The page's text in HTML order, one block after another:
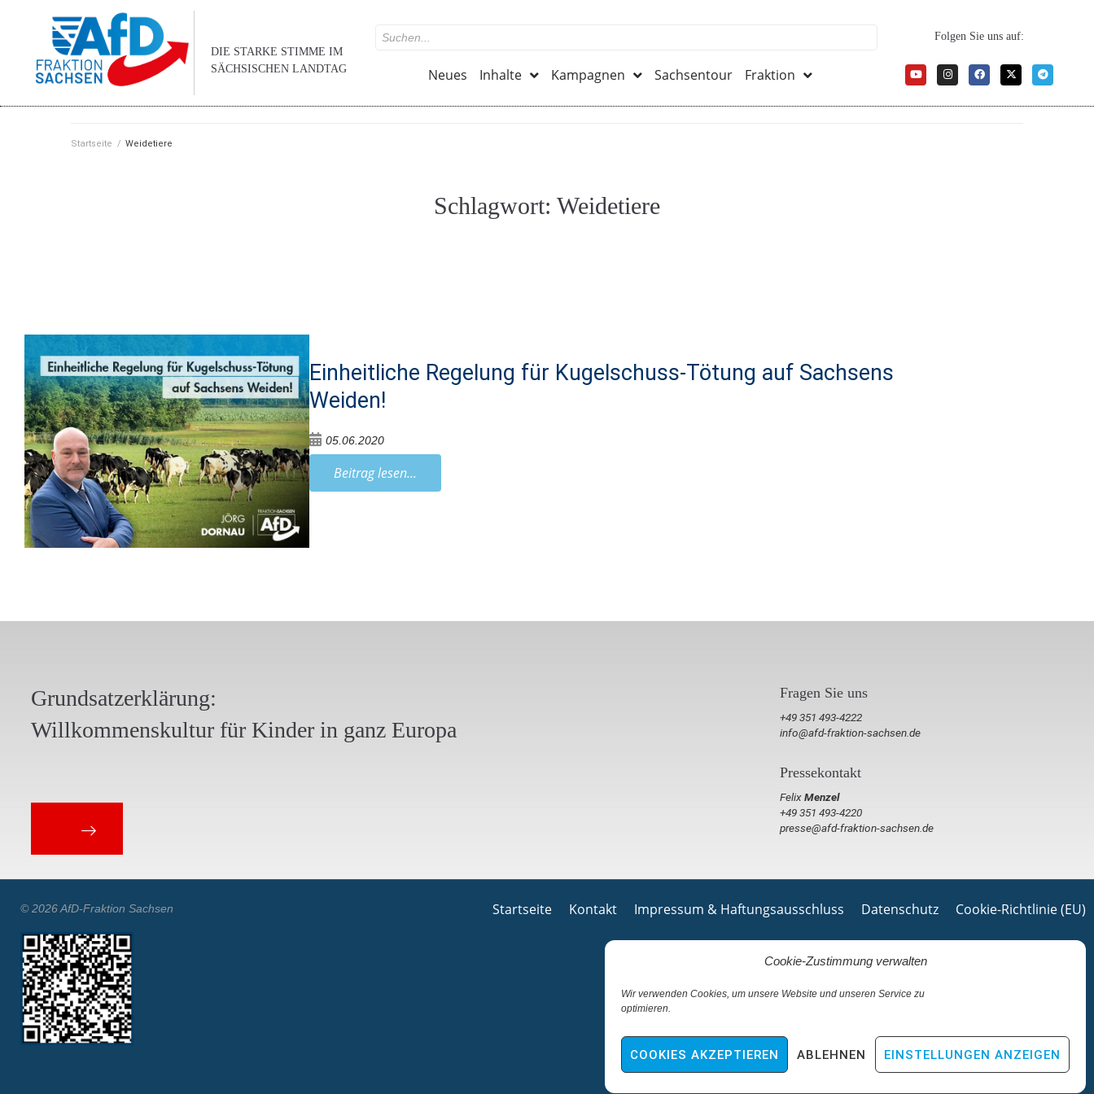
Cookie-Zustimmung verwalten
Wir verwenden Cookies, um unsere Website und unseren Service zu
optimieren.
COOKIES AKZEPTIEREN ABLEHNEN EINSTELLUNGEN ANZEIGEN
DIE STARKE STIMME IM
SÄCHSISCHEN LANDTAG
Neues Inhalte Kampagnen Sachsentour Fraktion
Folgen Sie uns auf:
Startseite / Weidetiere
Schlagwort: Weidetiere
Einheitliche Regelung für Kugelschuss-Tötung auf Sachsens
Weiden!
05.06.2020
Beitrag lesen...
Grundsatzerklärung:
Willkommenskultur für Kinder in ganz Europa
Fragen Sie uns
+49 351 493-4222
info@afd-fraktion-sachsen.de
Pressekontakt
FelixMenzel
+49 351 493-4220
presse@afd-fraktion-sachsen.de
© 2026 AfD-Fraktion Sachsen Startseite Kontakt Impressum & Haftungsausschluss Datenschutz Cookie-Richtlinie (EU)